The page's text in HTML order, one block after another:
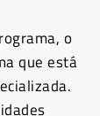
o
que está